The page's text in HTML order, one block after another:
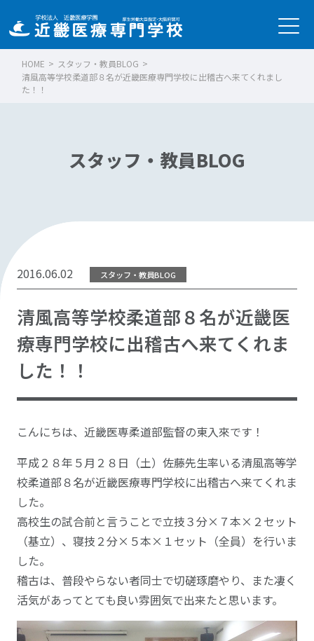
HOME > スタッフ・教員BLOG >
清風高等学校柔道部８名が近畿医療専門学校に出稽古へ来てくれまし
た！！
スタッフ・教員BLOG
2016.06.02 スタッフ・教員BLOG
清風高等学校柔道部８名が近畿医
療専門学校に出稽古へ来てくれま
した！！
こんにちは、近畿医専柔道部監督の東入來です！
平成２８年５月２８日（土）佐藤先生率いる清風高等学
校柔道部８名が近畿医療専門学校に出稽古へ来てくれま
した。
高校生の試合前と言うことで立技３分×７本×２セット
（基立）、寝技２分×５本×１セット（全員）を行いま
した。
稽古は、普段やらない者同士で切磋琢磨やり、また凄く
活気があってとても良い雰囲気で出来たと思います。